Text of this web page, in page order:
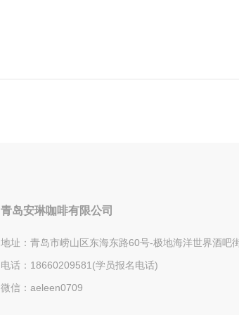
青岛安琳咖啡有限公司
地址：青岛市崂山区东海东路60号-极地海洋世界酒吧
电话：18660209581(学员报名电话)
微信：aeleen0709